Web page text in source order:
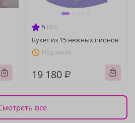
5 (80)
Букет из 15 нежных пионов
Под заказ
19 180 ₽
все